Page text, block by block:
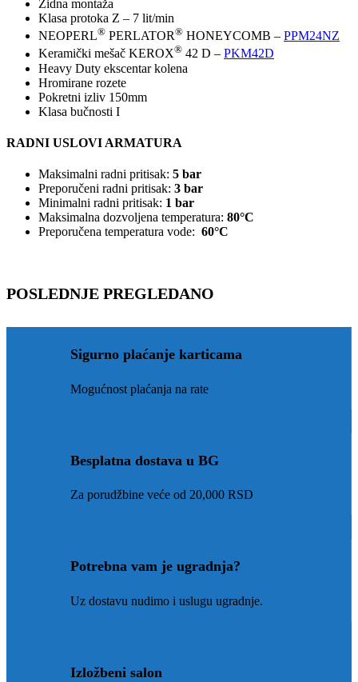
Zidna montaža
Klasa protoka Z – 7 lit/min
NEOPERL® PERLATOR® HONEYCOMB – PPM24NZ
Keramički mešač KEROX® 42 D – PKM42D
Heavy Duty ekscentar kolena
Hromirane rozete
Pokretni izliv 150mm
Klasa bučnosti I
RADNI USLOVI ARMATURA
Maksimalni radni pritisak: 5 bar
Preporučeni radni pritisak: 3 bar
Minimalni radni pritisak: 1 bar
Maksimalna dozvoljena temperatura: 80°C
Preporučena temperatura vode: 60°C
POSLEDNJE PREGLEDANO
Sigurno plaćanje karticama
Mogućnost plaćanja na rate
Besplatna dostava u BG
Za porudžbine veće od 20,000 RSD
Potrebna vam je ugradnja?
Uz dostavu nudimo i uslugu ugradnje.
Izložbeni salon